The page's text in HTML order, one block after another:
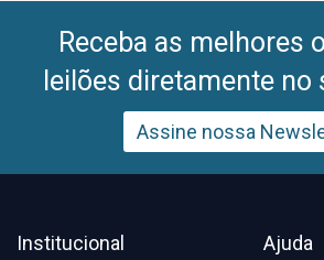
Receba as melhores
leilões diretamente no
Assine nossa
Institucional Ajuda